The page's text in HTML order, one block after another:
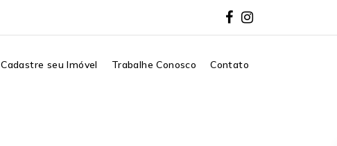
Cadastre seu Imóvel Trabalhe Conosco Contato